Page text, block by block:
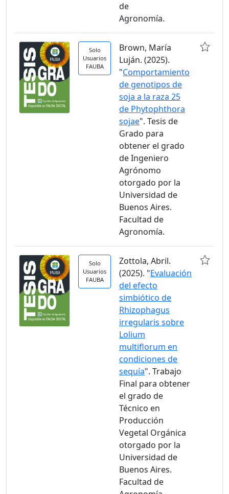
de
Agronomía.
Solo
Usuarios
FAUBA
Brown, María
Luján. (2025).
"Comportamiento
de genotipos de
soja a la raza 25
de Phytophthora
sojae". Tesis de
Grado para
obtener el grado
de Ingeniero
Agrónomo
otorgado por la
Universidad de
Buenos Aires.
Facultad de
Agronomía.
Solo
Usuarios
FAUBA
Zottola, Abril.
(2025). "Evaluación
del efecto
simbiótico de
Rhizophagus
irregularis sobre
Lolium
multiflorum en
condiciones de
sequía". Trabajo
Final para obtener
el grado de
Técnico en
Producción
Vegetal Orgánica
otorgado por la
Universidad de
Buenos Aires.
Facultad de